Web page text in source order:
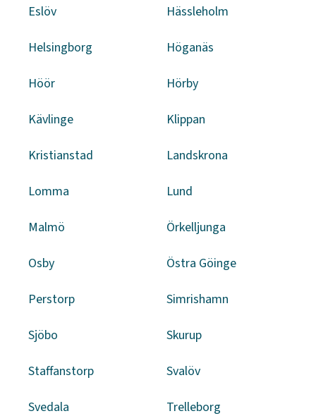
Eslöv Hässleholm
Helsingborg Höganäs
Höör Hörby
Kävlinge Klippan
Kristianstad Landskrona
Lomma Lund
Malmö Örkelljunga
Osby Östra Göinge
Perstorp Simrishamn
Sjöbo Skurup
Staffanstorp Svalöv
Svedala Trelleborg